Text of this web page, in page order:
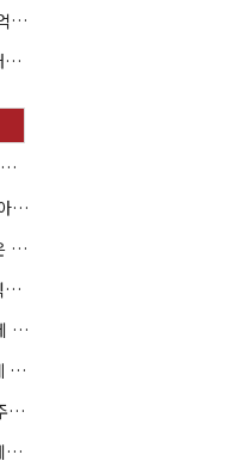
해성에어로보틱스, 2주 주주가 파산신청…200억 CB 분쟁 확산
'부채비율 955%' 계양전기, 유증 축소에 재무개선 효과 '뚝'
아워홈 떠난 구미현, 본느에 340억 베팅…가족 지배체제 구축
JB금융 RORWA 2% 돌파…실적 견인은 은행 아닌 캐피탈
(AI 보험혁신)①생산성 최대 80% 개선…현실은 '실행 격차'
(락업의 두얼굴)②공모가 뛰자 첫날 매도…FI 엑시트 전략 갈렸다
HD현대엔솔, '한국판 IRA' 수혜 부상…세액공제 선택이 변수
유증·CB 줄줄이 무산…코스닥 벌점 급증에 상폐 압박
현대그린푸드, 수익성 본궤도…실적 개선에 주주환원까지
(약가 대수술)②약값 깎이자 R&D부터 축소…제약업계 비상경영 돌입